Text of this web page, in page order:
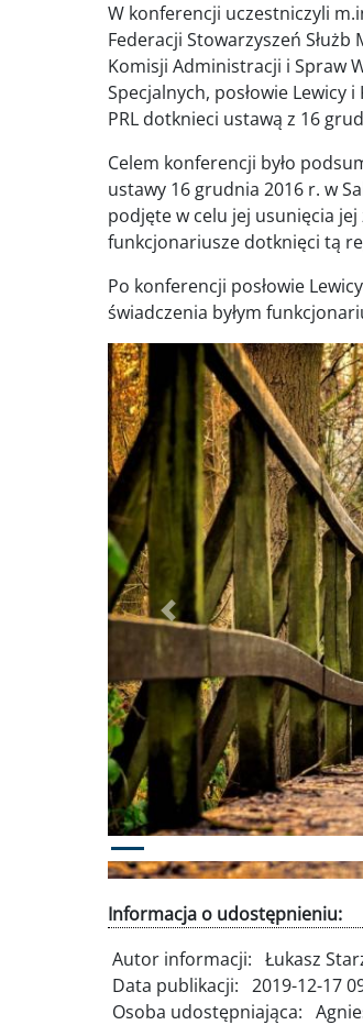
W konferencji uczestniczyli
Federacji Stowarzyszeń
Komisji Administracji i Spraw
Specjalnych, posłowie
PRL dotknieci ustawą z 16
Celem konferencji było
ustawy 16 grudnia 2016 r. w
podjęte w celu jej usunięcia
funkcjonariusze dotknięci tą
Po konferencji posłowie
świadczenia byłym
Poprzednie
Informacja o udostępnieniu:
Autor informacji: Łukasz
Data publikacji: 2019-12-17
Osoba udostępniająca: